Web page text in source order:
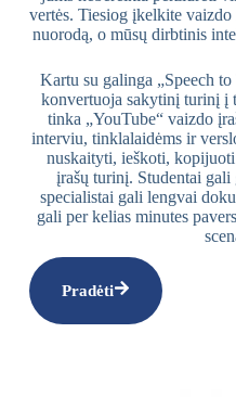
vertės. Tiesiog įkelkite
nuorodą, o mūsų dirbtinis
Kartu su galinga „Speech
konvertuoja sakytinį turinį į
tinka „YouTube“ vaizdo
interviu, tinklalaidėms ir
nuskaityti, ieškoti,
įrašų turinį. Studentai gali
specialistai gali lengvai
gali per kelias minutes
Pradėti